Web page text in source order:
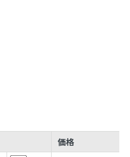
価格